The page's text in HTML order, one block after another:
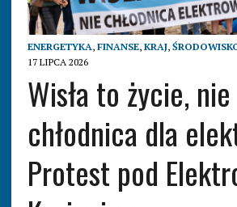
ENERGETYKA, FINANSE, KRAJ,
17 LIPCA 2026
Wisła to życie, nie
chłodnica dla
Protest pod